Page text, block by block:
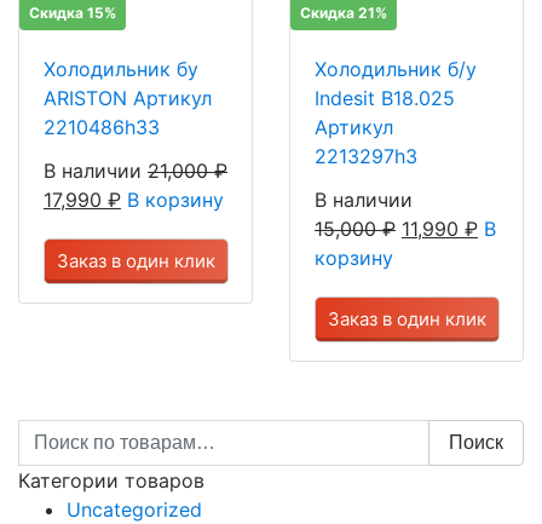
Скидка 15%
Холодильник бу
ARISTON Артикул
2210486h33
В наличии 21,000₽
17,990 ₽ В корзину
Заказ в один клик
Скидка 21%
Холодильник б/у
Indesit B18.025
Артикул
2213297h3
В наличии
15,000₽ 11,990 ₽ В
корзину
Заказ в один клик
Искать: Поиск
Категории товаров
Uncategorized